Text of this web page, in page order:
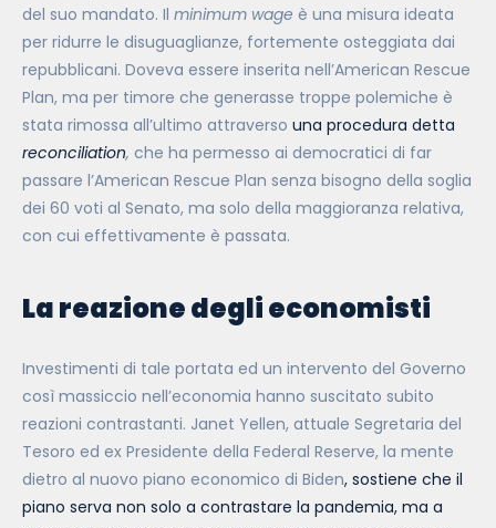
del suo mandato. Il minimum wage è una misura ideata
per ridurre le disuguaglianze, fortemente osteggiata dai
repubblicani. Doveva essere inserita nell’American Rescue
Plan, ma per timore che generasse troppe polemiche è
stata rimossa all’ultimo attraverso una procedura detta
reconciliation, che ha permesso ai democratici di far
passare l’American Rescue Plan senza bisogno della soglia
dei 60 voti al Senato, ma solo della maggioranza relativa,
con cui effettivamente è passata.
La reazione degli economisti
Investimenti di tale portata ed un intervento del Governo
così massiccio nell’economia hanno suscitato subito
reazioni contrastanti. Janet Yellen, attuale Segretaria del
Tesoro ed ex Presidente della Federal Reserve, la mente
dietro al nuovo piano economico di Biden, sostiene che il
piano serva non solo a contrastare la pandemia, ma a